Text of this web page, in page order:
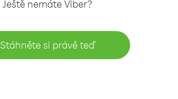
Ještě nemáte Viber?
Stáhněte si právě teď